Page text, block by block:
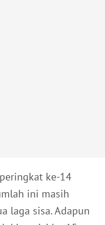
ke-14
ini masih
laga sisa. Adapun